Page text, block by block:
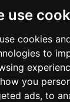
use
cookies
to
you
ads, to
LE ATTIVITÀ